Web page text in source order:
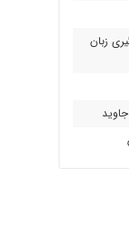
زبان